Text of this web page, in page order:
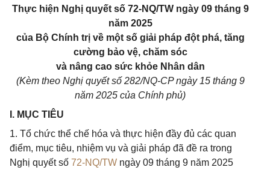
Thực hiện Nghị quyết số 72-NQ/TW ngày 09 tháng 9
năm 2025
của Bộ Chính trị về một số giải pháp đột phá, tăng
cường bảo vệ, chăm sóc
và nâng cao sức khỏe Nhân dân
(Kèm theo Nghị quyết số 282/NQ-CP ngày 15 tháng 9
năm 2025 của Chính phủ)
I. MỤC TIÊU
1. Tổ chức thể chế hóa và thực hiện đầy đủ các quan
điểm, mục tiêu, nhiệm vụ và giải pháp đã đề ra trong
Nghị quyết số 72-NQ/TW ngày 09 tháng 9 năm 2025